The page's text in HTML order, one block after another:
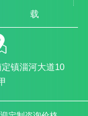
载
镇淄河大道10